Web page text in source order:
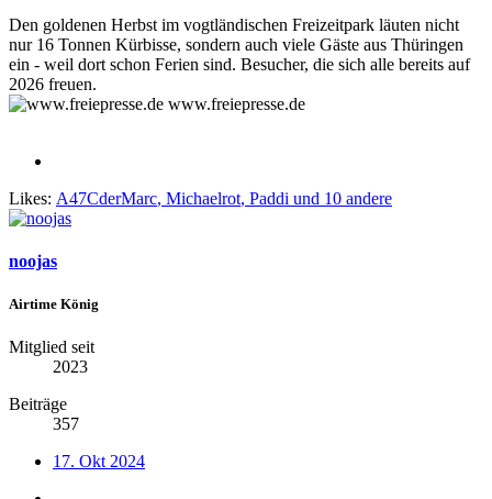
Den goldenen Herbst im vogtländischen Freizeitpark läuten nicht
nur 16 Tonnen Kürbisse, sondern auch viele Gäste aus Thüringen
ein - weil dort schon Ferien sind. Besucher, die sich alle bereits auf
2026 freuen.
www.freiepresse.de
Likes: A47CderMarc, Michaelrot, Paddi und 10 andere
noojas
Airtime König
Mitglied seit
2023
Beiträge
357
17. Okt 2024